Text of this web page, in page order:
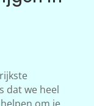
dat we heel